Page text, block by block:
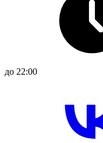
до 22:00